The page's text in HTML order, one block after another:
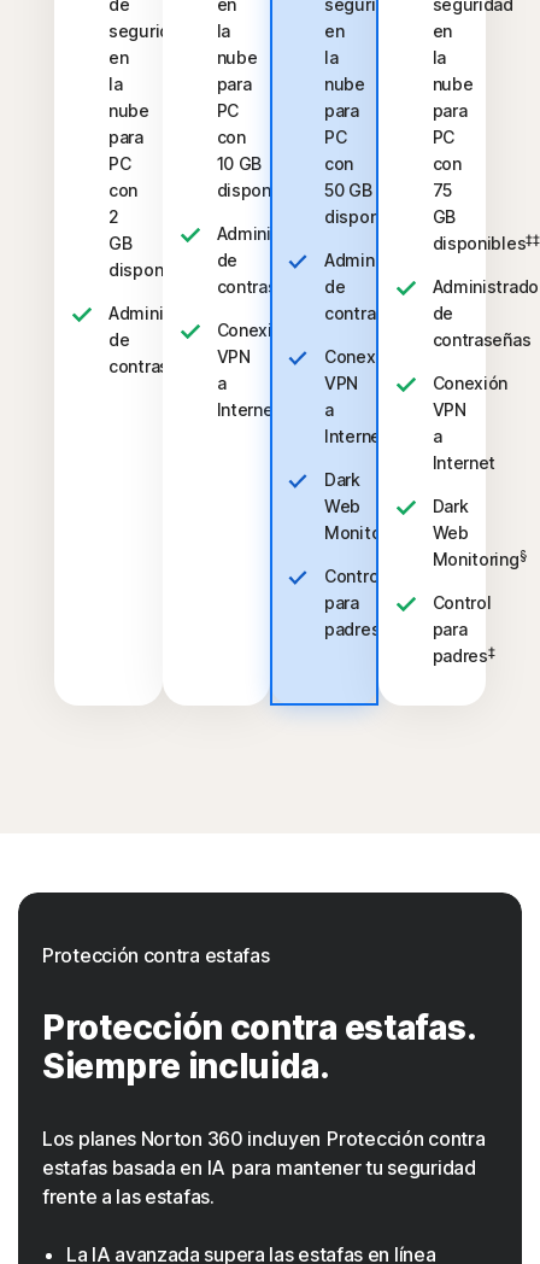
de
seguridad
en
la
nube
para
PC
con
2
GB
disponibles
‡‡,4
Administrador
de
contraseñas
en
la
nube
para
PC
con
10 GB
disponibles
‡‡,4
Administrador
de
contraseñas
Conexión
VPN
a
Internet
seguridad
en
la
nube
para
PC
con
50 GB
disponibles
‡‡,4
Administrador
de
contraseñas
Conexión
VPN
a
Internet
Dark
Web
Monitoring
Control
para
padres
seguridad
en
la
nube
para
PC
con
75
GB
disponibles
de
contraseñas
Conexión
VPN
a
Internet
Dark
Web
Monitoring§
Control
para
padres‡
Protección contra estafas
Protección contra estafas.
Siempre incluida.
Los planes Norton 360 incluyen Protección contra
estafas basada en IA para mantener tu seguridad
frente a las estafas.
La IA avanzada supera las estafas en línea